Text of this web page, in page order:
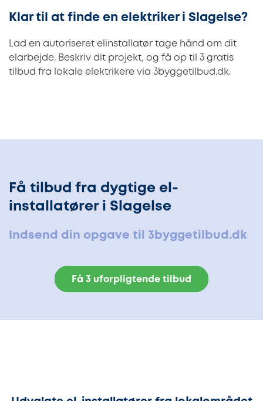
Klar til at finde en elektriker i Slagelse?
Lad en autoriseret elinstallatør tage hånd om dit
elarbejde. Beskriv dit projekt, og få op til 3 gratis
tilbud fra lokale elektrikere via 3byggetilbud.dk.
Få tilbud fra dygtige el-
installatører i Slagelse
Indsend din opgave til 3byggetilbud.dk
Få 3 uforpligtende tilbud